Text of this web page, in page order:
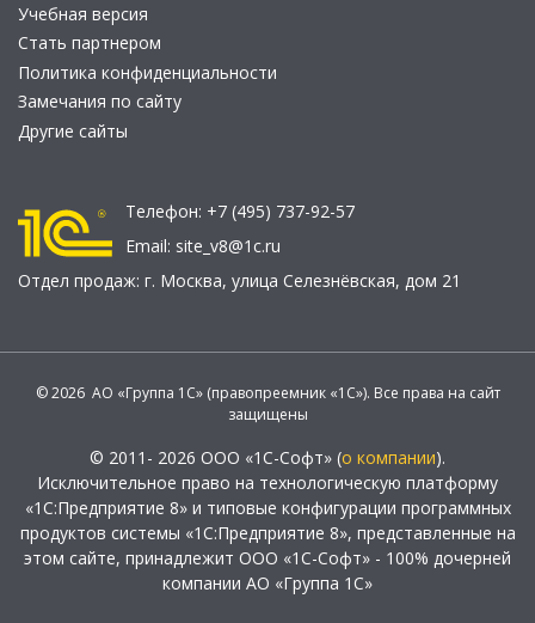
Учебная версия
Стать партнером
Политика конфиденциальности
Замечания по сайту
Другие сайты
Телефон: +7 (495) 737-92-57
Email: site_v8@1c.ru
Отдел продаж: г. Москва, улица Селезнёвская, дом 21
© 2026 АО «Группа 1С» (правопреемник «1С»). Все права на сайт
защищены
© 2011- 2026 ООО «1С-Софт» (о компании).
Исключительное право на технологическую платформу
«1С:Предприятие 8» и типовые конфигурации программных
продуктов системы «1С:Предприятие 8», представленные на
этом сайте, принадлежит ООО «1С-Софт» - 100% дочерней
компании АО «Группа 1С»